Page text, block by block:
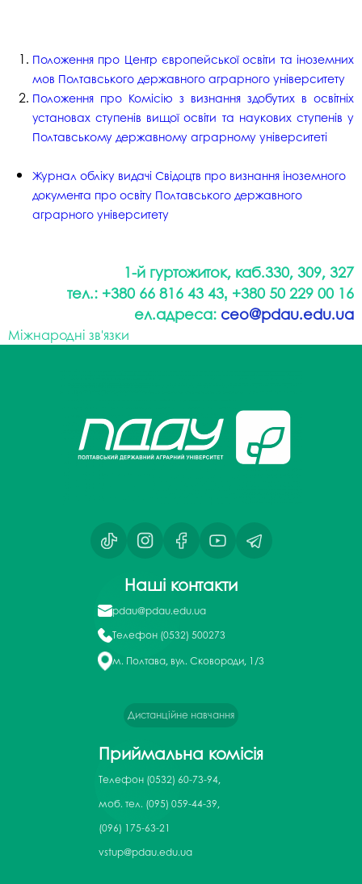
Положення про Центр європейської освіти та іноземних
мов Полтавського державного аграрного університету
Положення про Комісію з визнання здобутих в освітніх
установах ступенів вищої освіти та наукових ступенів у
Полтавському державному аграрному університеті
Журнал обліку видачі Свідоцтв про визнання іноземного
документа про освіту Полтавського державного
аграрного університету
1-й гуртожиток, каб.330, 309, 327
тел.: +380 66 816 43 43, +380 50 229 00 16
ел.адреса: ceo@pdau.edu.ua
Міжнародні зв'язки
Наші контакти
pdau@pdau.edu.ua
Телефон (0532) 500273
м. Полтава, вул. Сковороди, 1/3
Дистанційне навчання
Приймальна комісія
Телефон (0532) 60-73-94,
моб. тел. (095) 059-44-39,
(096) 175-63-21
vstup@pdau.edu.ua